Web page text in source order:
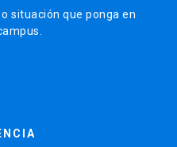
situación que ponga en